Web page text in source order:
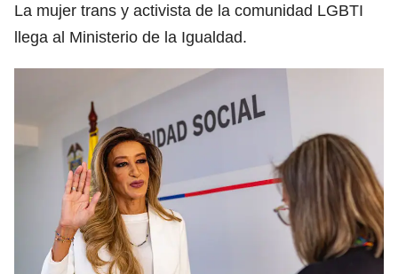
La mujer trans y activista de la comunidad LGBTI
llega al Ministerio de la Igualdad.